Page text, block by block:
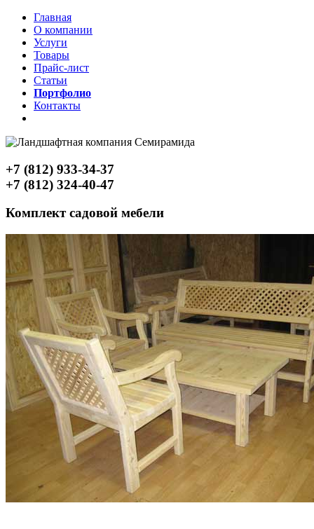
Главная
О компании
Услуги
Товары
Прайс-лист
Статьи
Портфолио
Контакты
+7 (812) 933-34-37
+7 (812) 324-40-47
Комплект садовой мебели